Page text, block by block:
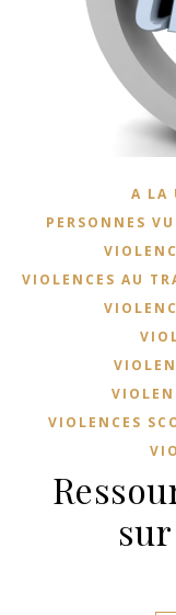
A LA
PERSONNES
VIOLENCES AU
VIOLENCES